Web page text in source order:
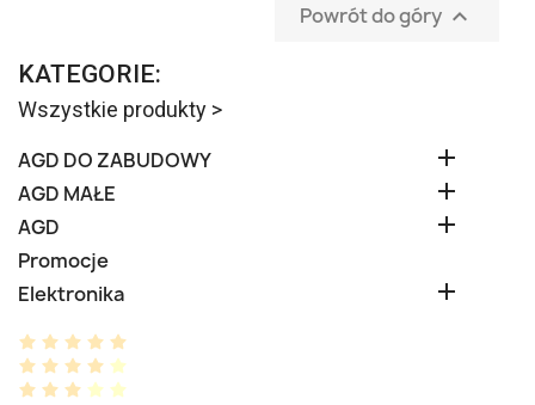
Powrót do góry 
KATEGORIE:
Wszystkie produkty >
AGD DO ZABUDOWY 
AGD MAŁE 
AGD 
Promocje
Elektronika
